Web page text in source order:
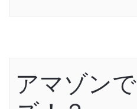
アマゾン